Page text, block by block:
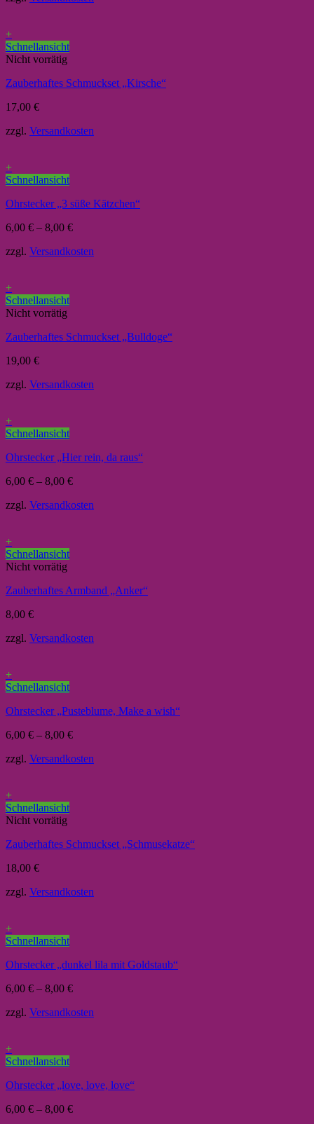
+
Schnellansicht
Nicht vorrätig
Zauberhaftes Schmuckset „Kirsche“
17,00 €
zzgl. Versandkosten
+
Schnellansicht
Ohrstecker „3 süße Kätzchen“
6,00 € – 8,00 €
zzgl. Versandkosten
+
Schnellansicht
Nicht vorrätig
Zauberhaftes Schmuckset „Bulldoge“
19,00 €
zzgl. Versandkosten
+
Schnellansicht
Ohrstecker „Hier rein, da raus“
6,00 € – 8,00 €
zzgl. Versandkosten
+
Schnellansicht
Nicht vorrätig
Zauberhaftes Armband „Anker“
8,00 €
zzgl. Versandkosten
+
Schnellansicht
Ohrstecker „Pusteblume, Make a wish“
6,00 € – 8,00 €
zzgl. Versandkosten
+
Schnellansicht
Nicht vorrätig
Zauberhaftes Schmuckset „Schmusekatze“
18,00 €
zzgl. Versandkosten
+
Schnellansicht
Ohrstecker „dunkel lila mit Goldstaub“
6,00 € – 8,00 €
zzgl. Versandkosten
+
Schnellansicht
Ohrstecker „love, love, love“
6,00 € – 8,00 €